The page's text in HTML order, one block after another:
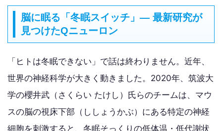
脳に眠る「冬眠スイッチ」— 最新研究が
見つけたQニューロン
「ヒトは冬眠できない」で話は終わりません。近年、
世界の神経科学が大きく動きました。2020年、筑波大
学の櫻井武（さくらい たけし）氏らのチームは、マウ
スの脳の視床下部（ししょうかぶ）にある特定の神経
細胞を刺激すると、冬眠そっくりの低体温・低代謝状